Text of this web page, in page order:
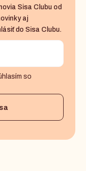
Sisa Clubu od
aj
do Sisa Clubu.
so